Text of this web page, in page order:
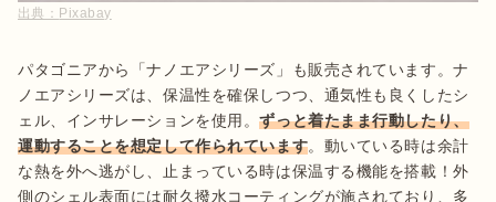
出典： Pixabay
パタゴニアから「ナノエアシリーズ」も販売されています。ナ
ノエアシリーズは、保温性を確保しつつ、通気性も良くしたシ
ェル、インサレーションを使用。ずっと着たまま行動したり、
運動することを想定して作られています。動いている時は余計
な熱を外へ逃がし、止まっている時は保温する機能を搭載！外
側のシェル表面には耐久撥水コーティングが施されており、多